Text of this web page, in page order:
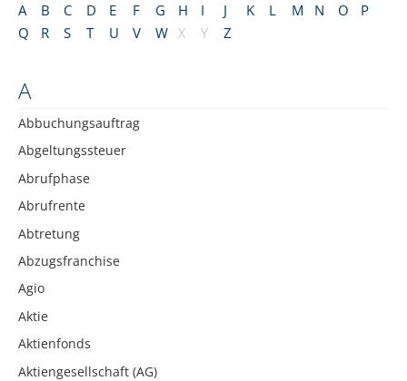
A B C D E F G H I J K L M N O
P
Q
R S T U V W X Y Z
A
Abbuchungsauftrag
Abgeltungssteuer
Abrufphase
Abrufrente
Abtretung
Abzugsfranchise
Agio
Aktie
Aktienfonds
Aktiengesellschaft (AG)